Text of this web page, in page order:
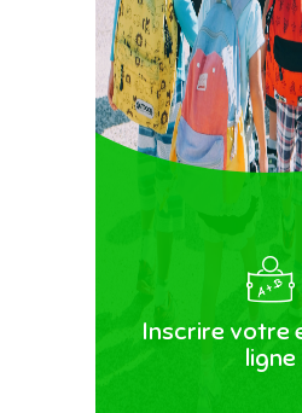
Inscrire votre
ligne